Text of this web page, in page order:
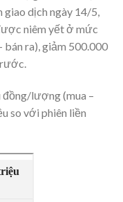
dịch ngày 14/5,
niêm yết ở mức
ra), giảm 500.000
lượng (mua –
so với phiên liền